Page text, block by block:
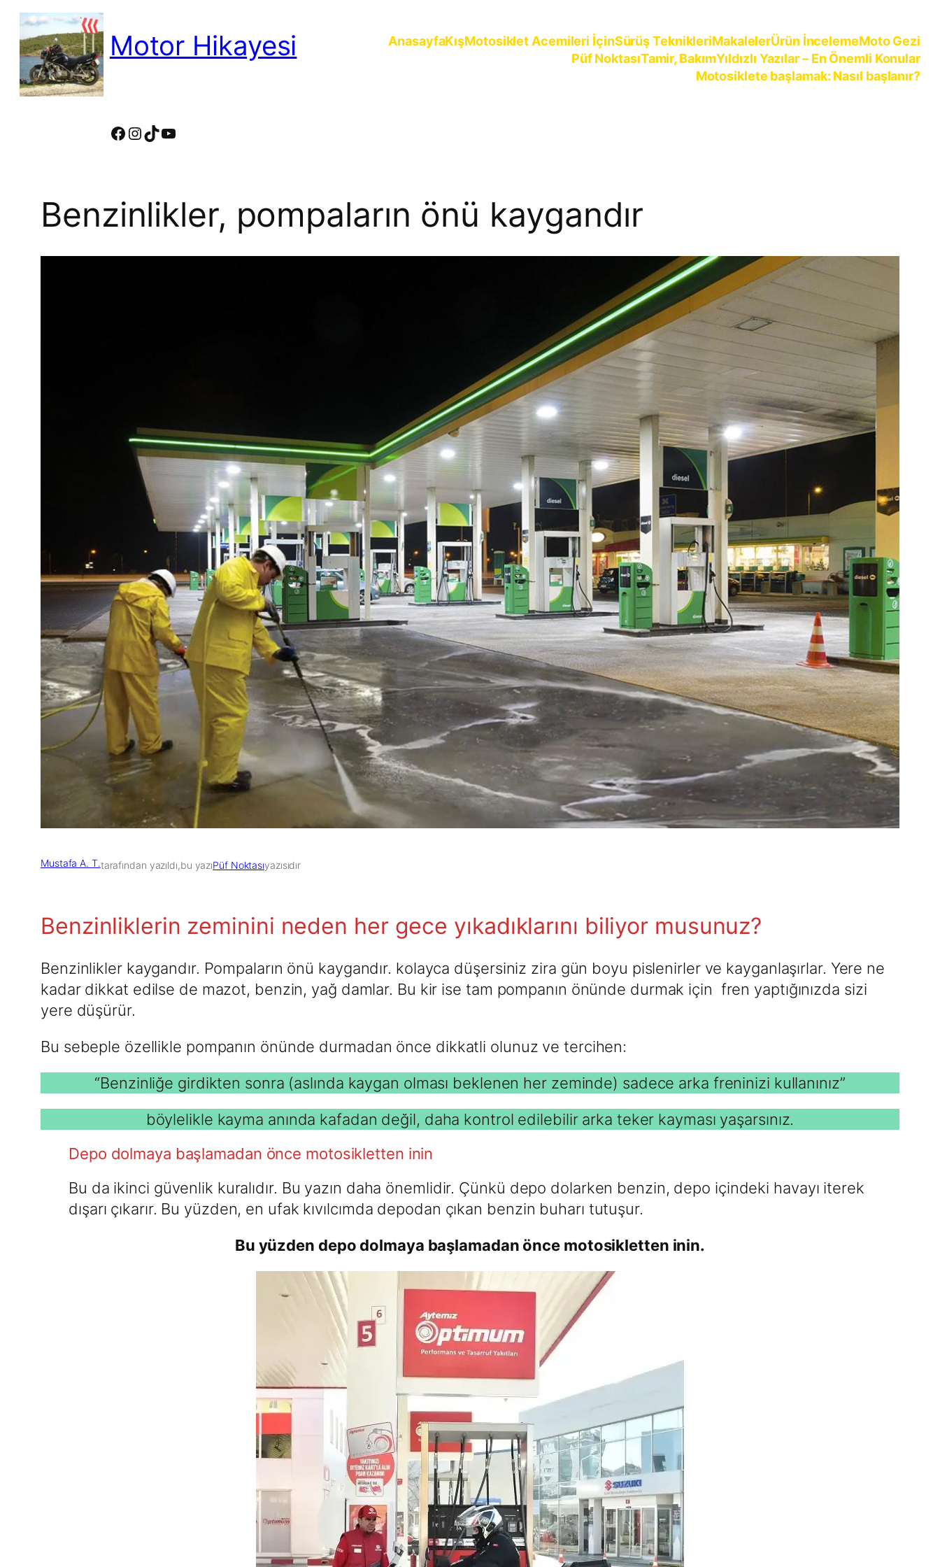
İçeriğe
geç
Motor Hikayesi
Facebook InstagramTikTok YouTube
AnasayfaKışMotosiklet Acemileri İçinSürüş TeknikleriMakalelerÜrün İncelemeMoto Gezi
Püf NoktasıTamir, BakımYıldızlı Yazılar – En Önemli Konular
Motosiklete başlamak: Nasıl başlanır?
Benzinlikler, pompaların önü kaygandır
Mustafa A. T.tarafından yazıldı,bu yazıPüf Noktasıyazısıdır
Benzinliklerin zeminini neden her gece yıkadıklarını biliyor musunuz?
Benzinlikler kaygandır. Pompaların önü kaygandır. kolayca düşersiniz zira gün boyu pislenirler ve kayganlaşırlar. Yere ne
kadar dikkat edilse de mazot, benzin, yağ damlar. Bu kir ise tam pompanın önünde durmak için fren yaptığınızda sizi
yere düşürür.
Bu sebeple özellikle pompanın önünde durmadan önce dikkatli olunuz ve tercihen:
“Benzinliğe girdikten sonra (aslında kaygan olması beklenen her zeminde) sadece arka freninizi kullanınız”
böylelikle kayma anında kafadan değil, daha kontrol edilebilir arka teker kayması yaşarsınız.
Depo dolmaya başlamadan önce motosikletten inin
Bu da ikinci güvenlik kuralıdır. Bu yazın daha önemlidir. Çünkü depo dolarken benzin, depo içindeki havayı iterek
dışarı çıkarır. Bu yüzden, en ufak kıvılcımda depodan çıkan benzin buharı tutuşur.
Bu yüzden depo dolmaya başlamadan önce motosikletten inin.